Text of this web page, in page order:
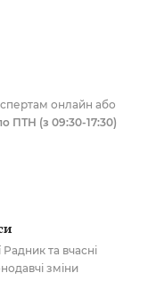
онлайн або
ПТН (з 09:30-17:30)
та вчасні
зміни